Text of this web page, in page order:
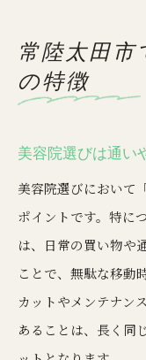
常陸太田
の特徴
美容院選びは通い
美容院選びにおいて
ポイントです。特に
は、日常の買い物や
ことで、無駄な移動
カットやメンテナン
あることは、長く同